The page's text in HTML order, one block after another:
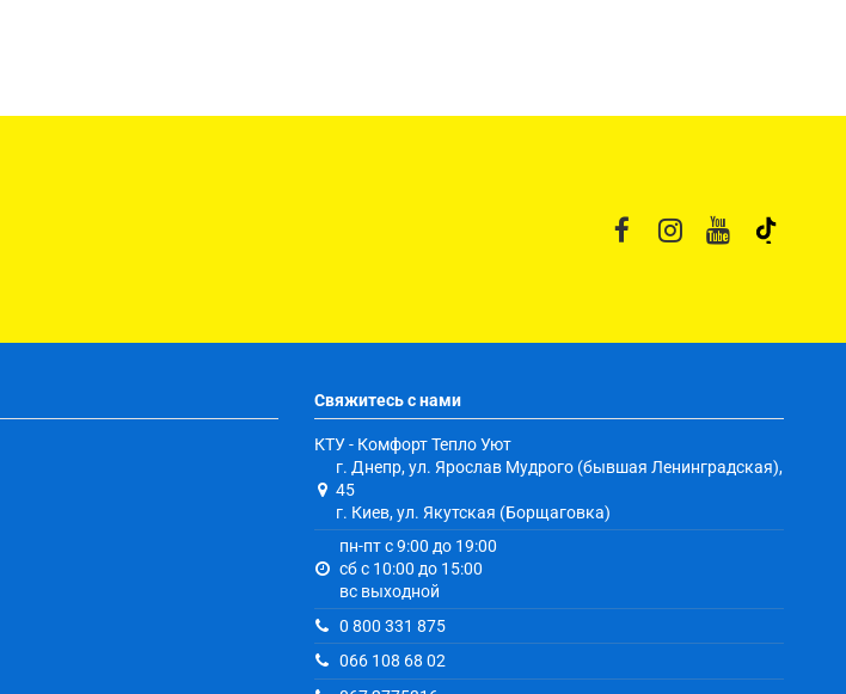
Свяжитесь с нами
КТУ - Комфорт Тепло Уют
г. Днепр, ул. Ярослав Мудрого (бывшая Ленинградская),
45
г. Киев, ул. Якутская (Борщаговка)
пн-пт с 9:00 до 19:00
сб с 10:00 до 15:00
вс выходной
0 800 331 875
066 108 68 02